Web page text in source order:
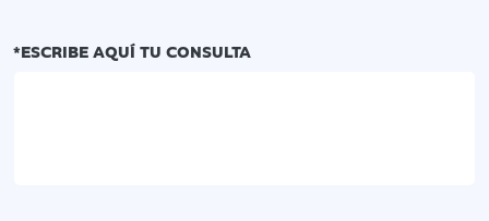
*ESCRIBE AQUÍ TU CONSULTA